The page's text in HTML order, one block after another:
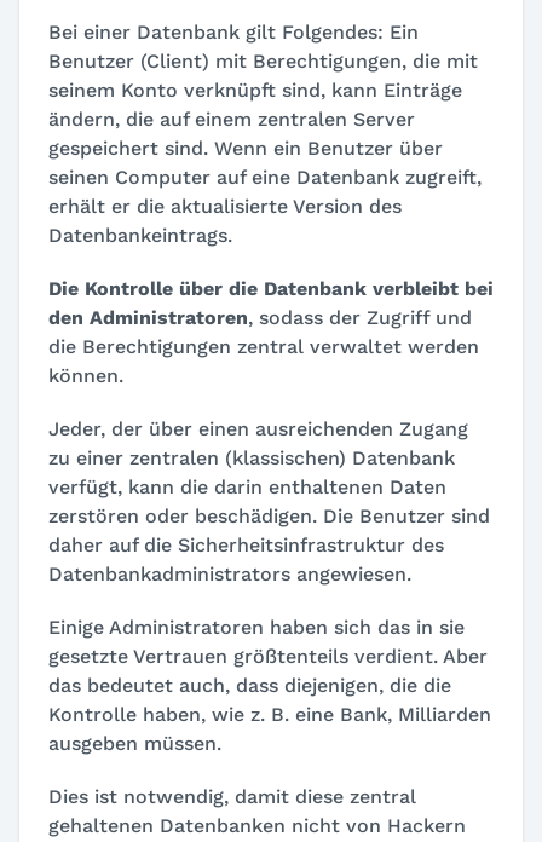
Bei einer Datenbank gilt Folgendes: Ein
Benutzer (Client) mit Berechtigungen, die mit
seinem Konto verknüpft sind, kann Einträge
ändern, die auf einem zentralen Server
gespeichert sind. Wenn ein Benutzer über
seinen Computer auf eine Datenbank zugreift,
erhält er die aktualisierte Version des
Datenbankeintrags.
Die Kontrolle über die Datenbank verbleibt bei
den Administratoren, sodass der Zugriff und
die Berechtigungen zentral verwaltet werden
können.
Jeder, der über einen ausreichenden Zugang
zu einer zentralen (klassischen) Datenbank
verfügt, kann die darin enthaltenen Daten
zerstören oder beschädigen. Die Benutzer sind
daher auf die Sicherheitsinfrastruktur des
Datenbankadministrators angewiesen.
Einige Administratoren haben sich das in sie
gesetzte Vertrauen größtenteils verdient. Aber
das bedeutet auch, dass diejenigen, die die
Kontrolle haben, wie z. B. eine Bank, Milliarden
ausgeben müssen.
Dies ist notwendig, damit diese zentral
gehaltenen Datenbanken nicht von Hackern